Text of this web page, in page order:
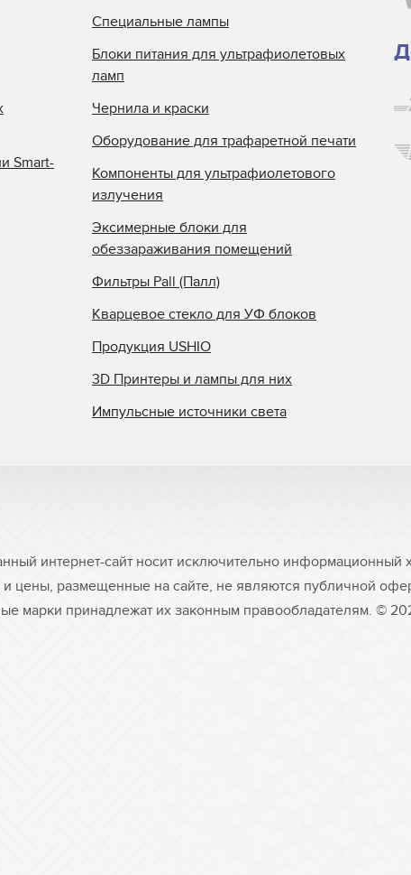
Smart-
Специальные лампы
Блоки питания для ультрафиолетовых
ламп
Чернила и краски
Оборудование для трафаретной печати
Компоненты для ультрафиолетового
излучения
Эксимерные блоки для
обеззараживания помещений
Фильтры Pall (Палл)
Кварцевое стекло для УФ блоков
Продукция USHIO
3D Принтеры и лампы для них
Импульсные источники света
интернет-сайт носит исключительно информационный
цены, размещенные на сайте, не являются публичной
марки принадлежат их законным правообладателям. ©